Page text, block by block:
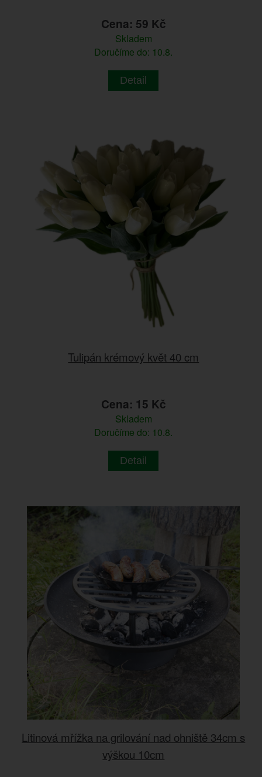
Cena: 59 Kč
Skladem
Doručíme do: 10.8.
Detail
Tulipán krémový květ 40 cm
Cena: 15 Kč
Skladem
Doručíme do: 10.8.
Detail
Litinová mřížka na grilování nad ohniště 34cm s
výškou 10cm